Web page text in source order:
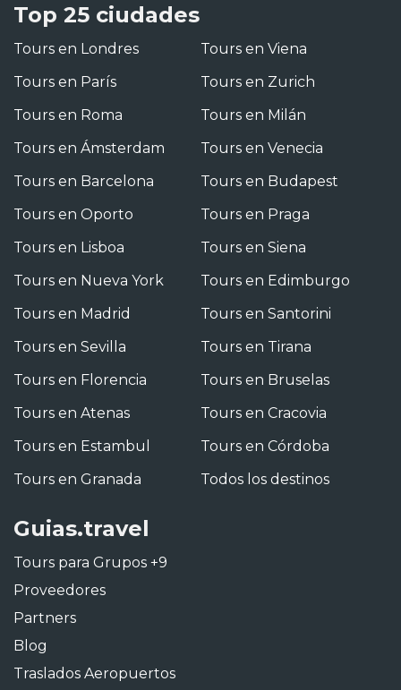
Top 25 ciudades
Tours en Londres
Tours en París
Tours en Roma
Tours en Ámsterdam
Tours en Barcelona
Tours en Oporto
Tours en Lisboa
Tours en Nueva York
Tours en Madrid
Tours en Sevilla
Tours en Florencia
Tours en Atenas
Tours en Estambul
Tours en Granada
Tours en Viena
Tours en Zurich
Tours en Milán
Tours en Venecia
Tours en Budapest
Tours en Praga
Tours en Siena
Tours en Edimburgo
Tours en Santorini
Tours en Tirana
Tours en Bruselas
Tours en Cracovia
Tours en Córdoba
Todos los destinos
Guias.travel
Tours para Grupos +9
Proveedores
Partners
Blog
Traslados Aeropuertos